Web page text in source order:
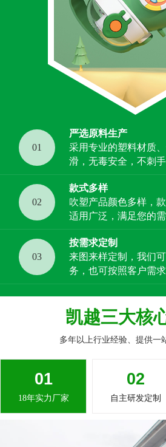
01
严选原料生产
采用专业的塑料材质
滑，无毒安全，不刺
02
款式多样
吹塑产品颜色多样，
适用广泛，满足您的
03
按需求定制
来图来样定制，我们
务，也可按照客户需
凯越三大核
多年以上行业经验、提供一
01
18年实力厂家
02
自主研发定制